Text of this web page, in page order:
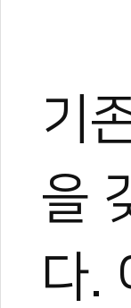
기
을
다.